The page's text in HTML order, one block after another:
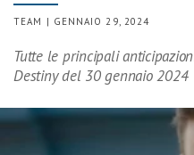
TEAM | GENNAIO 29, 2024
Tutte le principali
Destiny del 30 gennaio 2024